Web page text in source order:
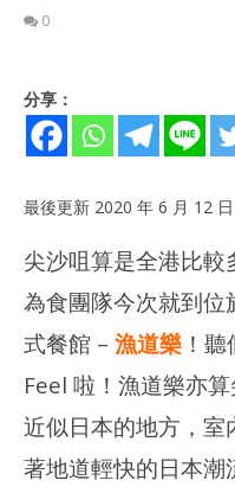
0
[尖沙咀] 漁道樂 – 好有日式
2019
年
分享：
最後更新 2020 年 6 月 12 日
尖沙咀算是全港比較
為食團隊今次就到位
式餐館 – 漁道樂 ！
Feel 啦！漁道樂亦
近似日本的地方，室
著地道輕快的日本潮